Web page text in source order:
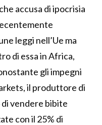
accusa di ipocrisia
leggi nell’Ue ma
di essa in Africa,
gli impegni
il produttore di
di vendere bibite
con il 25% di